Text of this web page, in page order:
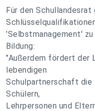
Für den
'Selbstmanagement'
Bildung:
"Außerdem fördert der
lebendigen
Schulpartnerschaft die
Schülern,
Lehrpersonen und